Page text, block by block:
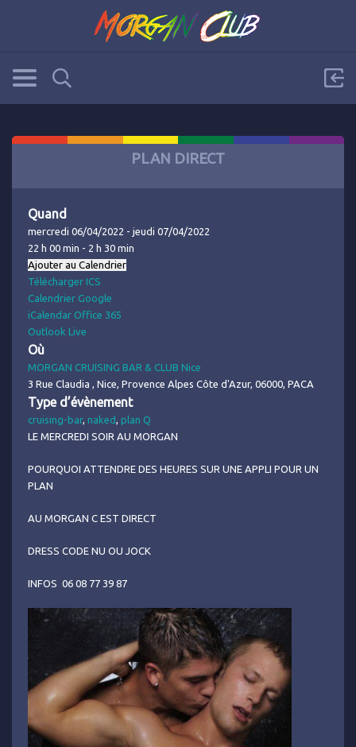
PLAN DIRECT
Quand
mercredi 06/04/2022 - jeudi 07/04/2022
22 h 00 min - 2 h 30 min
Ajouter au Calendrier
Télécharger ICS
Calendrier Google
iCalendar Office 365
Outlook Live
Où
MORGAN CRUISING BAR & CLUB Nice
3 Rue Claudia , Nice, Provence Alpes Côte d'Azur, 06000, PACA
Type d’évènement
cruising-bar, naked, plan Q
LE MERCREDI SOIR AU MORGAN
POURQUOI ATTENDRE DES HEURES SUR UNE APPLI POUR UN
PLAN
AU MORGAN C EST DIRECT
DRESS CODE NU OU JOCK
INFOS 06 08 77 39 87